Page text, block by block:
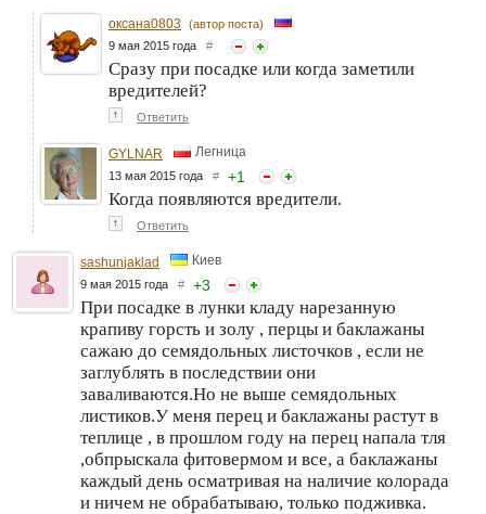
оксана0803 (автор поста)
9 мая 2015 года #
Сразу при посадке или когда заметили
вредителей?
↑ Ответить
GYLNAR Легница
13 мая 2015 года # +1
Когда появляются вредители.
↑ Ответить
sashunjaklad Киев
9 мая 2015 года # +3
При посадке в лунки кладу нарезанную
крапиву горсть и золу , перцы и баклажаны
сажаю до семядольных листочков , если не
заглублять в последствии они
заваливаются.Но не выше семядольных
листиков.У меня перец и баклажаны растут в
теплице , в прошлом году на перец напала тля
,обпрыскала фитовермом и все, а баклажаны
каждый день осматривая на наличие колорада
и ничем не обрабатываю, только подживка.